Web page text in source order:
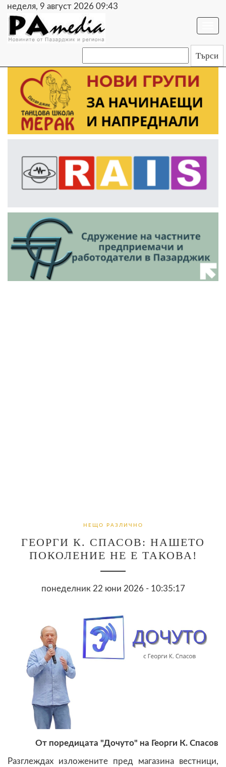
неделя, 9 август 2026 09:43
НЕЩО РАЗЛИЧНО
ГЕОРГИ К. СПАСОВ: НАШЕТО
ПОКОЛЕНИЕ НЕ Е ТАКОВА!
понеделник 22 юни 2026 - 10:35:17
От поредицата "Дочуто" на Георги К. Спасов
Разглеждах изложените пред магазина вестници,